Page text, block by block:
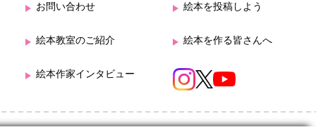
お問い合わせ 絵本を投稿しよう
絵本教室のご紹介 絵本を作る皆さんへ
絵本作家インタビュー